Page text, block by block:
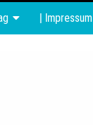
| Impressum